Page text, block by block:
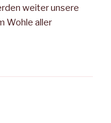
weiter unsere
Wohle aller